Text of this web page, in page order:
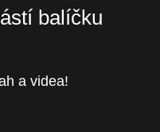
balíčku
a videa!